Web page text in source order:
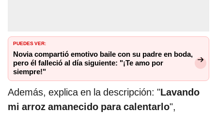
PUEDES VER:
Novia compartió emotivo baile con su padre en boda,
pero él falleció al día siguiente: "¡Te amo por
siempre!"
Además, explica en la descripción: "Lavando
mi arroz amanecido para calentarlo",